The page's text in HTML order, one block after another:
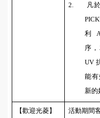
2. 凡
利
序
UV
能
新的
【歡迎光菱】
活動期間